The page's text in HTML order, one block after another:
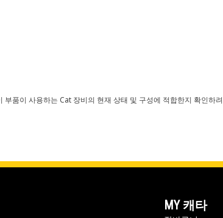
품이 사용하는 Cat 장비의 현재 상태 및 구성에 적합한지 확인하
MY 캐타